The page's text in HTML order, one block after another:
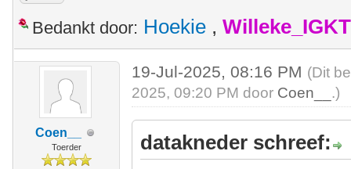
Bedankt door: Hoekie , Willeke_IGKT
Coen__
Toerder
19-Jul-2025, 08:16 PM (Dit
2025, 09:20 PM door Coen__ .)
datakneder schreef: